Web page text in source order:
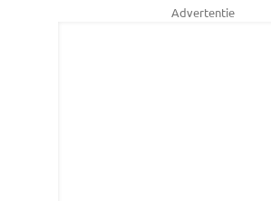
Advertentie